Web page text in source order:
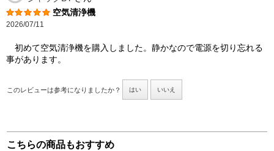
空気清浄機
2026/07/11
初めて空気清浄機を購入しました。静かなので電源を切り忘れる
事があります。
このレビューは参考になりましたか？ はい いいえ
こちらの商品もおすすめ